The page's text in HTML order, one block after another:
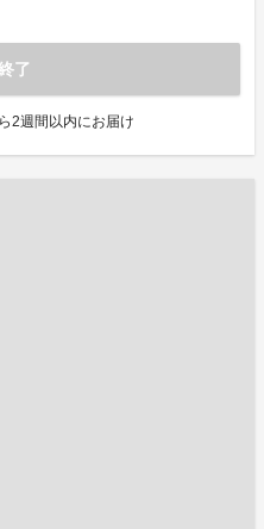
了
2週間以内にお届け